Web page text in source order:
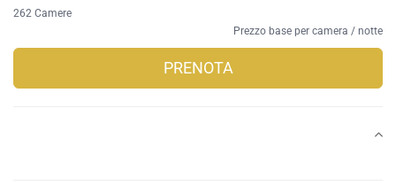
262 Camere
Prezzo base per camera / notte
PRENOTA